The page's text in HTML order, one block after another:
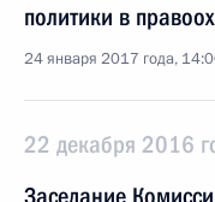
политики в
24 января 2017 года,
22 декабря 2016
Заседание